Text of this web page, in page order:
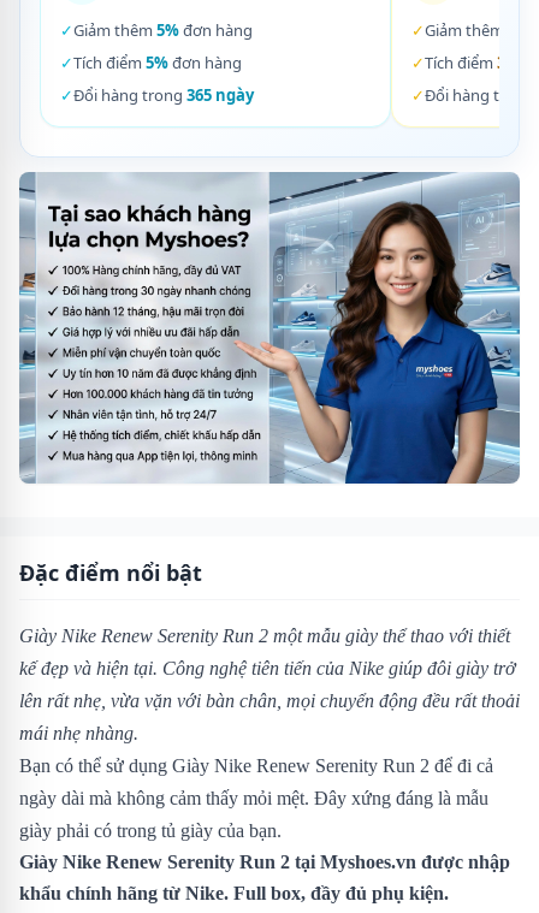
✓Giảm thêm 5%đơn hàng
✓Tích điểm 5%đơn hàng
✓Đổi hàng trong 365 ngày
✓Giảm thêm
✓Tích điểm 3%
✓Đổi hàng trong
Đặc điểm nổi bật
Giày Nike Renew Serenity Run 2 một mẫu giày thể thao với thiết
kế đẹp và hiện tại. Công nghệ tiên tiến của Nike giúp đôi giày trở
lên rất nhẹ, vừa vặn với bàn chân, mọi chuyển động đều rất thoải
mái nhẹ nhàng.
Bạn có thể sử dụng Giày Nike Renew Serenity Run 2 để đi cả
ngày dài mà không cảm thấy mỏi mệt. Đây xứng đáng là mẫu
giày phải có trong tủ giày của bạn.
Giày Nike Renew Serenity Run 2 tại Myshoes.vn được nhập
khẩu chính hãng từ Nike. Full box, đầy đủ phụ kiện.